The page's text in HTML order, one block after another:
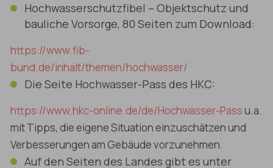
Hochwasserschutzfibel – Objektschutz und
bauliche Vorsorge, 80 Seiten zum Download:
https://www.fib-
bund.de/inhalt/themen/hochwasser/
Die Seite Hochwasser-Pass des HKC:
https://www.hkc-online.de/de/Hochwasser-Passu.a.
mit Tipps, die eigene Situation einzuschätzen und
Verbesserungen am Gebäude vorzunehmen.
Auf den Seiten des Landes gibt es unter